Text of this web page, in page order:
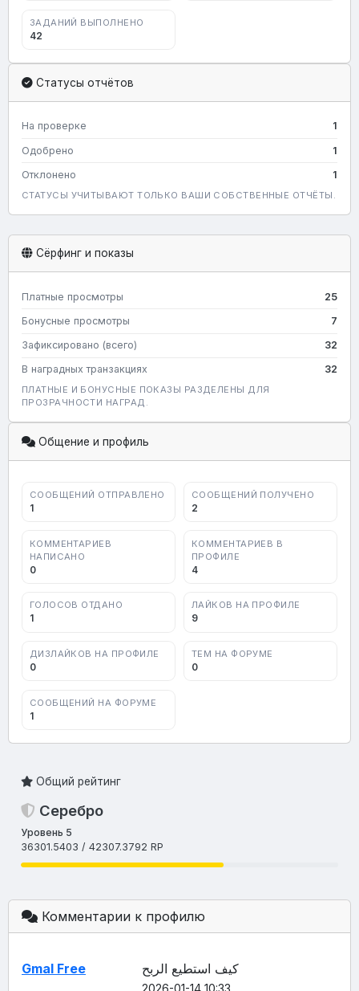
ЗАДАНИЙ ВЫПОЛНЕНО
42
Статусы отчётов
На проверке 1
Одобрено 1
Отклонено 1
СТАТУСЫ УЧИТЫВАЮТ ТОЛЬКО ВАШИ СОБСТВЕННЫЕ ОТЧЁТЫ.
Сёрфинг и показы
Платные просмотры 25
Бонусные просмотры 7
Зафиксировано (всего) 32
В наградных транзакциях 32
ПЛАТНЫЕ И БОНУСНЫЕ ПОКАЗЫ РАЗДЕЛЕНЫ ДЛЯ
ПРОЗРАЧНОСТИ НАГРАД.
Общение и профиль
СООБЩЕНИЙ ОТПРАВЛЕНО
1
СООБЩЕНИЙ ПОЛУЧЕНО
2
КОММЕНТАРИЕВ
НАПИСАНО
0
КОММЕНТАРИЕВ В
ПРОФИЛЕ
4
ГОЛОСОВ ОТДАНО
1
ЛАЙКОВ НА ПРОФИЛЕ
9
ДИЗЛАЙКОВ НА ПРОФИЛЕ
0
ТЕМ НА ФОРУМЕ
0
СООБЩЕНИЙ НА ФОРУМЕ
1
Общий рейтинг
Серебро
Уровень 5
36301.5403 / 42307.3792 RP
Комментарии к профилю
Gmal Free كيف استطيع الربح
2026-01-14 10:33